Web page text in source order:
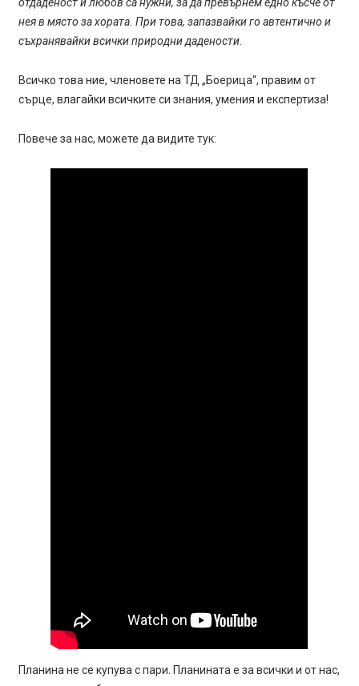
нея в място за хората. При това, запазвайки го автентично и
съхранявайки всички природни дадености.
Всичко това ние, членовете на ТД „Боерица“, правим от
сърце, влагайки всичките си знания, умения и експертиза!
Повече за нас, можете да видите тук:
Планина не се купува с пари. Планината е за всички и от нас,